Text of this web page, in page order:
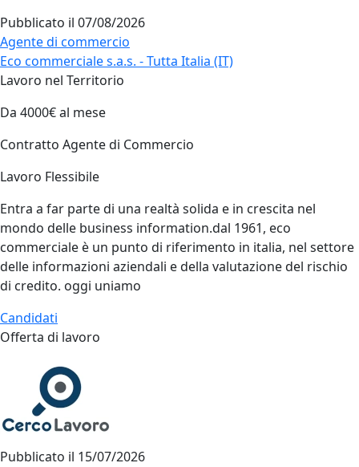
Pubblicato il 07/08/2026
Agente di commercio
Eco commerciale s.a.s. - Tutta Italia (IT)
Lavoro nel Territorio
Da 4000€ al mese
Contratto Agente di Commercio
Lavoro Flessibile
Entra a far parte di una realtà solida e in crescita nel
mondo delle business information.dal 1961, eco
commerciale è un punto di riferimento in italia, nel settore
delle informazioni aziendali e della valutazione del rischio
di credito. oggi uniamo
Candidati
Offerta di lavoro
Pubblicato il 15/07/2026